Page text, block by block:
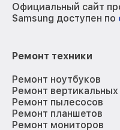
Официальный сайт
Samsung доступен по
Ремонт техники
Ремонт ноутбуков
Ремонт
Ремонт пылесосов
Ремонт планшетов
Ремонт мониторов